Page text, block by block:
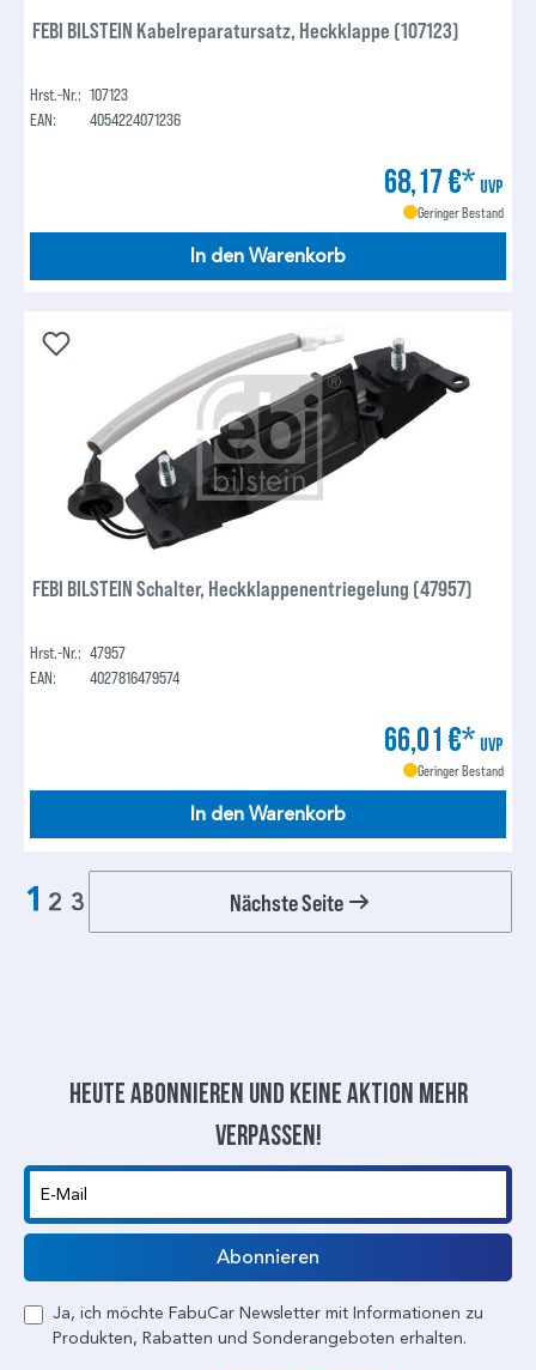
FEBI BILSTEIN Kabelreparatursatz, Heckklappe (107123)
Hrst.-Nr.: 107123
EAN:
4054224071236
68,17 €* UVP
Geringer Bestand
In den Warenkorb
FEBI BILSTEIN Schalter, Heckklappenentriegelung (47957)
Hrst.-Nr.: 47957
EAN:
4027816479574
66,01 €* UVP
Geringer Bestand
In den Warenkorb
1 2 3 Nächste Seite
Heute abonnieren und keine aktion mehr
verpassen!
E-Mail
Abonnieren
Ja, ich möchte FabuCar Newsletter mit Informationen zu
Produkten, Rabatten und Sonderangeboten erhalten.